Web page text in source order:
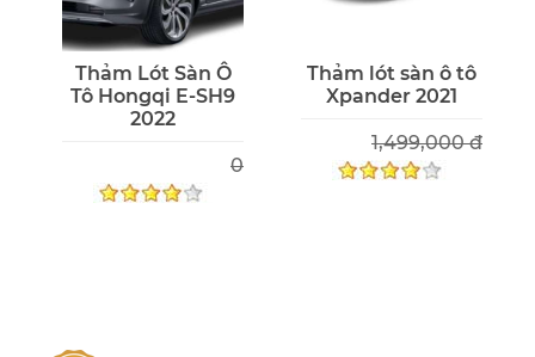
Thảm Lót Sàn Ô
Tô Hongqi E-SH9
2022
0
Thảm lót sàn ô tô
Xpander 2021
1,499,000 đ